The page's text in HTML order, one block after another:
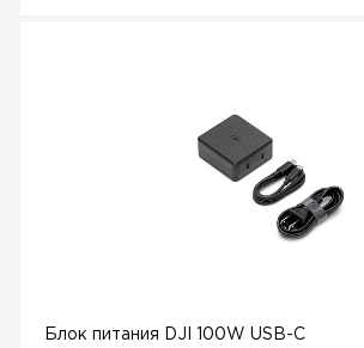
Блок питания DJI 100W USB-C